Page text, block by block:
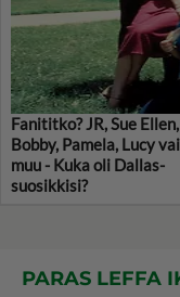
Fanititko? JR, Sue Ellen,
Bobby, Pamela, Lucy
muu - Kuka oli Dallas-
suosikkisi?
PARAS LEFFA